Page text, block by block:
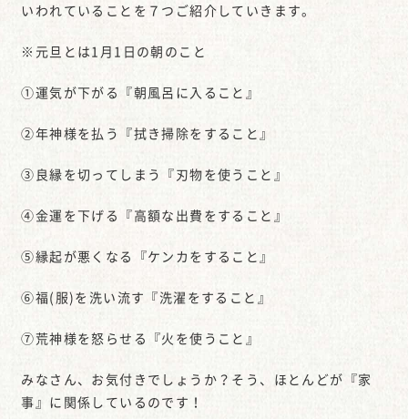
いわれていることを７つご紹介していきます。
※元旦とは1月1日の朝のこと
①運気が下がる『朝風呂に入ること』
②年神様を払う『拭き掃除をすること』
③良縁を切ってしまう『刃物を使うこと』
④金運を下げる『高額な出費をすること』
⑤縁起が悪くなる『ケンカをすること』
⑥福(服)を洗い流す『洗濯をすること』
⑦荒神様を怒らせる『火を使うこと』
みなさん、お気付きでしょうか？そう、ほとんどが『家
事』に関係しているのです！